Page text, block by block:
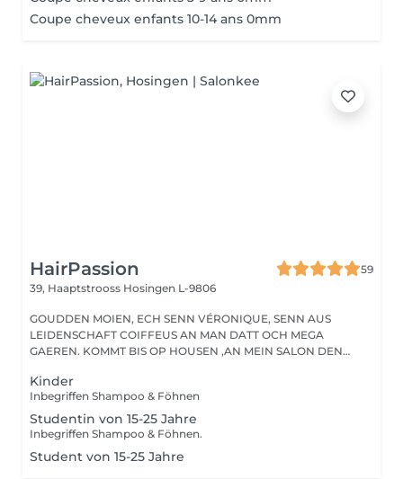
Coupe cheveux enfants 10-14 ans 0mm
HairPassion
59
39, Haaptstrooss Hosingen L-9806
GOUDDEN MOIEN, ECH SENN VÉRONIQUE, SENN AUS
LEIDENSCHAFT COIFFEUS AN MAN DATT OCH MEGA
GAEREN. KOMMT BIS OP HOUSEN ,AN MEIN SALON DEN
Kinder
Inbegriffen Shampoo & Föhnen
Studentin von 15-25 Jahre
Inbegriffen Shampoo & Föhnen.
Student von 15-25 Jahre